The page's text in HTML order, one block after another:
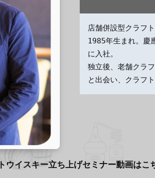
店舗併設型クラフ
1985年生まれ。慶
に入社。
独立後、老舗クラ
と出会い、クラフ
ウイスキー立ち上げセミナー動画はこ